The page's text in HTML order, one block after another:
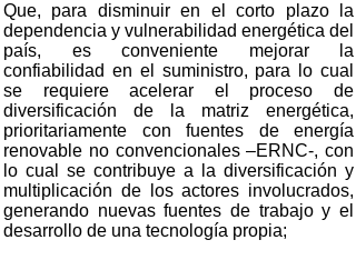
Que, para disminuir en el corto plazo la
dependencia y vulnerabilidad energética del
país, es conveniente mejorar la
confiabilidad en el suministro, para lo cual
se requiere acelerar el proceso de
diversificación de la matriz energética,
prioritariamente con fuentes de energía
renovable no convencionales –ERNC-, con
lo cual se contribuye a la diversificación y
multiplicación de los actores involucrados,
generando nuevas fuentes de trabajo y el
desarrollo de una tecnología propia;